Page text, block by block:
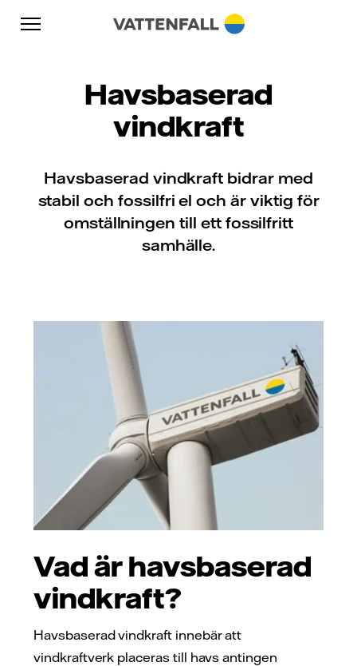
Skip to content
Gå till huvudnavigeringen
Gå till sidfoten
Havsbaserad
vindkraft
Havsbaserad vindkraft bidrar med
stabil och fossilfri el och är viktig för
omställningen till ett fossilfritt
samhälle.
Vad är havsbaserad
vindkraft?
Havsbaserad vindkraft innebär att
vindkraftverk placeras till havs antingen
Gå till huvudnavigeringen